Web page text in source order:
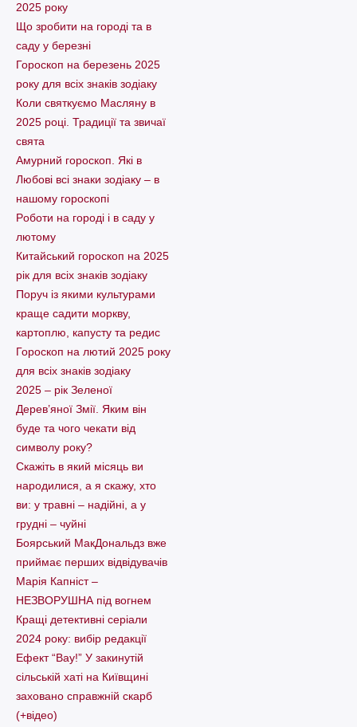
2025 року
Що зробити на городі та в
саду у березні
Гороскоп на березень 2025
року для всіх знаків зодіаку
Коли святкуємо Масляну в
2025 році. Традиції та звичаї
свята
Амурний гороскоп. Які в
Любові всі знаки зодіаку – в
нашому гороскопі
Pоботи на городі і в саду у
лютому
Китайський гороскоп на 2025
рік для всіх знаків зодіаку
Поруч із якими культурами
краще садити моркву,
картоплю, капусту та редис
Гороскоп на лютий 2025 року
для всіх знаків зодіаку
2025 – рік Зеленої
Дерев’яної Змії. Яким він
буде та чого чекати від
символу року?
Скажіть в який місяць ви
народилися, а я скажу, хто
ви: у травні – надійні, а у
грудні – чуйні
Боярський МакДональдз вже
приймає перших відвідувачів
Марія Капніст –
НЕЗВОРУШНА під вогнем
Кращі детективні серіали
2024 року: вибір редакції
Ефект “Вау!” У закинутій
сільській хаті на Київщині
заховано справжній скарб
(+відео)